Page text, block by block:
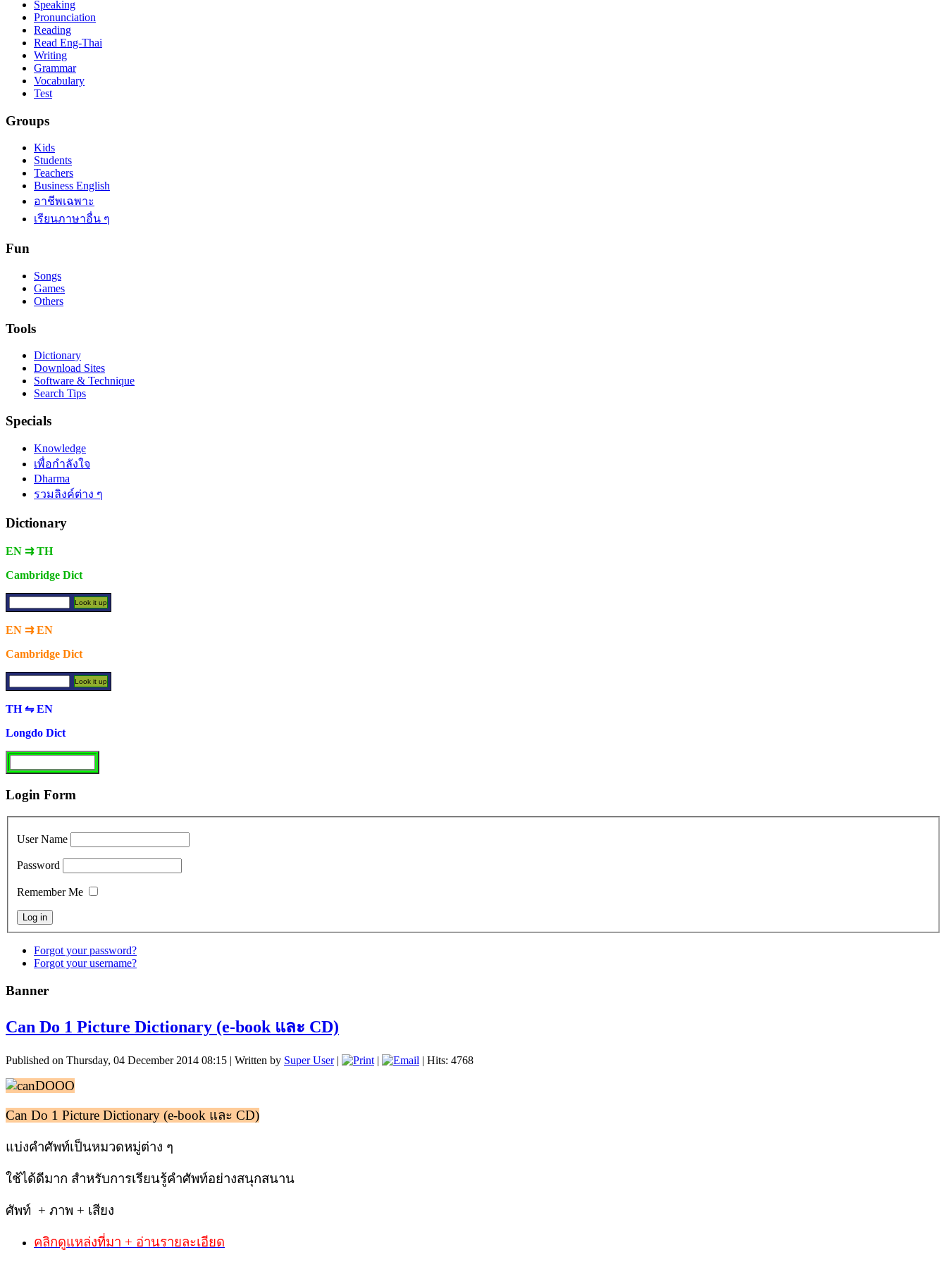
Speaking
Pronunciation
Reading
Read Eng-Thai
Writing
Grammar
Vocabulary
Test
Groups
Kids
Students
Teachers
Business English
อาชีพเฉพาะ
เรียนภาษาอื่น ๆ
Fun
Songs
Games
Others
Tools
Dictionary
Download Sites
Software & Technique
Search Tips
Specials
Knowledge
เพื่อกำลังใจ
Dharma
รวมลิงค์ต่าง ๆ
Dictionary
EN ⇉ TH
Cambridge Dict
EN ⇉ EN
Cambridge Dict
TH ⇋ EN
Longdo Dict
Login Form
User Name
Password
Remember Me
Forgot your password?
Forgot your username?
Banner
Can Do 1 Picture Dictionary (e-book และ CD)
Published on Thursday, 04 December 2014 08:15 | Written by Super User| | | Hits: 4768
Can Do 1 Picture Dictionary (e-book และ CD)
แบ่งคำศัพท์เป็นหมวดหมู่ต่าง ๆ
ใช้ได้ดีมาก สำหรับการเรียนรู้คำศัพท์อย่างสนุกสนาน
ศัพท์ + ภาพ + เสียง
คลิกดูแหล่งที่มา + อ่านรายละเอียด